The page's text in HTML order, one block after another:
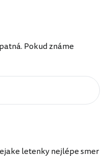
Pokud známe
letenky nejlépe smer